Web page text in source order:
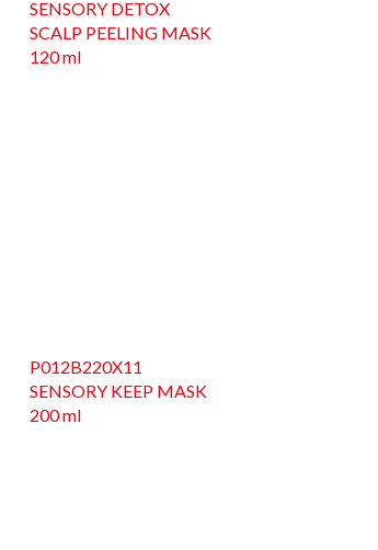
SENSORY DETOX
SCALP PEELING MASK
120 ml
P012B220X11
SENSORY KEEP MASK
200 ml